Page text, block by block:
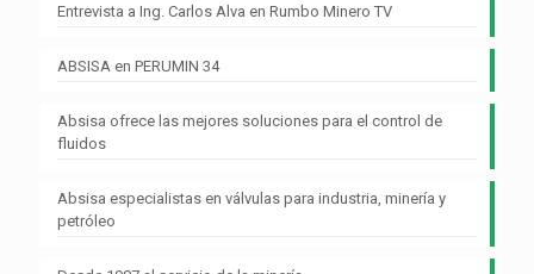
Entrevista a Ing. Carlos Alva en Rumbo Minero TV
ABSISA en PERUMIN 34
Absisa ofrece las mejores soluciones para el control de
fluidos
Absisa especialistas en válvulas para industria, minería y
petróleo